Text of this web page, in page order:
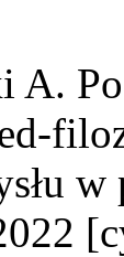
w